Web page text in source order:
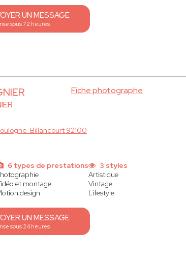
UN MESSAGE
sous 72 heures
Fiche photographe
Billancourt 92100
6 types de prestations
et montage
design
3 styles
Artistique
Vintage
Lifestyle
UN MESSAGE
sous 24 heures